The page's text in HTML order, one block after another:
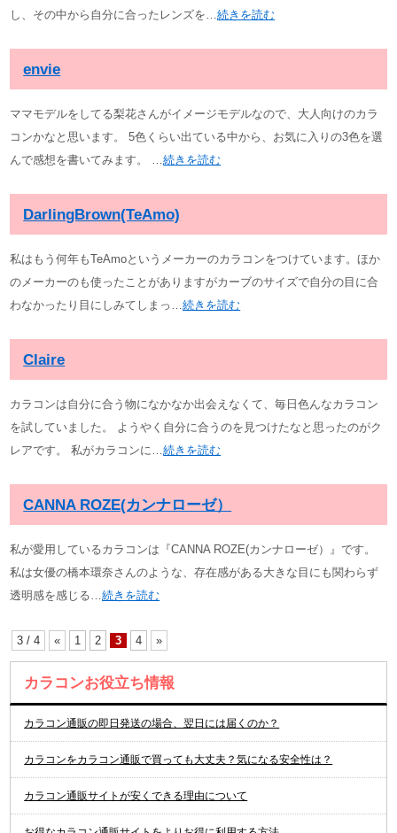
し、その中から自分に合ったレンズを…続きを読む
envie
ママモデルをしてる梨花さんがイメージモデルなので、大人向けのカラ
コンかなと思います。 5色くらい出ている中から、お気に入りの3色を選
んで感想を書いてみます。 …続きを読む
DarlingBrown(TeAmo)
私はもう何年もTeAmoというメーカーのカラコンをつけています。ほか
のメーカーのも使ったことがありますがカーブのサイズで自分の目に合
わなかったり目にしみてしまっ…続きを読む
Claire
カラコンは自分に合う物になかなか出会えなくて、毎日色んなカラコン
を試していました。 ようやく自分に合うのを見つけたなと思ったのがク
レアです。 私がカラコンに…続きを読む
CANNA ROZE(カンナローゼ）
私が愛用しているカラコンは『CANNA ROZE(カンナローゼ）』です。
私は女優の橋本環奈さんのような、存在感がある大きな目にも関わらず
透明感を感じる…続きを読む
3 / 4 « 1 2 3 4 »
カラコンお役立ち情報
カラコン通販の即日発送の場合、翌日には届くのか？
カラコンをカラコン通販で買っても大丈夫？気になる安全性は？
カラコン通販サイトが安くできる理由について